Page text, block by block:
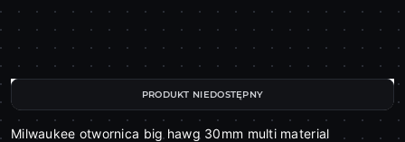
Milwaukee otwornica big hawg 30mm multi material
PRODUKT NIEDOSTĘPNY